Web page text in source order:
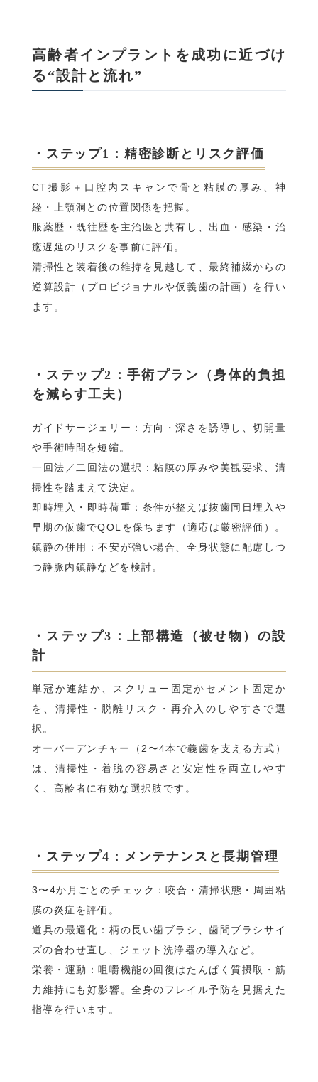
高齢者インプラントを成功に近づけ
る“設計と流れ”
・ステップ1：精密診断とリスク評価
CT撮影＋口腔内スキャンで骨と粘膜の厚み、神
経・上顎洞との位置関係を把握。
服薬歴・既往歴を主治医と共有し、出血・感染・治
癒遅延のリスクを事前に評価。
清掃性と装着後の維持を見越して、最終補綴からの
逆算設計（プロビジョナルや仮義歯の計画）を行い
ます。
・ステップ2：手術プラン（身体的負担
を減らす工夫）
ガイドサージェリー：方向・深さを誘導し、切開量
や手術時間を短縮。
一回法／二回法の選択：粘膜の厚みや美観要求、清
掃性を踏まえて決定。
即時埋入・即時荷重：条件が整えば抜歯同日埋入や
早期の仮歯でQOLを保ちます（適応は厳密評価）。
鎮静の併用：不安が強い場合、全身状態に配慮しつ
つ静脈内鎮静などを検討。
・ステップ3：上部構造（被せ物）の設
計
単冠か連結か、スクリュー固定かセメント固定か
を、清掃性・脱離リスク・再介入のしやすさで選
択。
オーバーデンチャー（2〜4本で義歯を支える方式）
は、清掃性・着脱の容易さと安定性を両立しやす
く、高齢者に有効な選択肢です。
・ステップ4：メンテナンスと長期管理
3〜4か月ごとのチェック：咬合・清掃状態・周囲粘
膜の炎症を評価。
道具の最適化：柄の長い歯ブラシ、歯間ブラシサイ
ズの合わせ直し、ジェット洗浄器の導入など。
栄養・運動：咀嚼機能の回復はたんぱく質摂取・筋
力維持にも好影響。全身のフレイル予防を見据えた
指導を行います。